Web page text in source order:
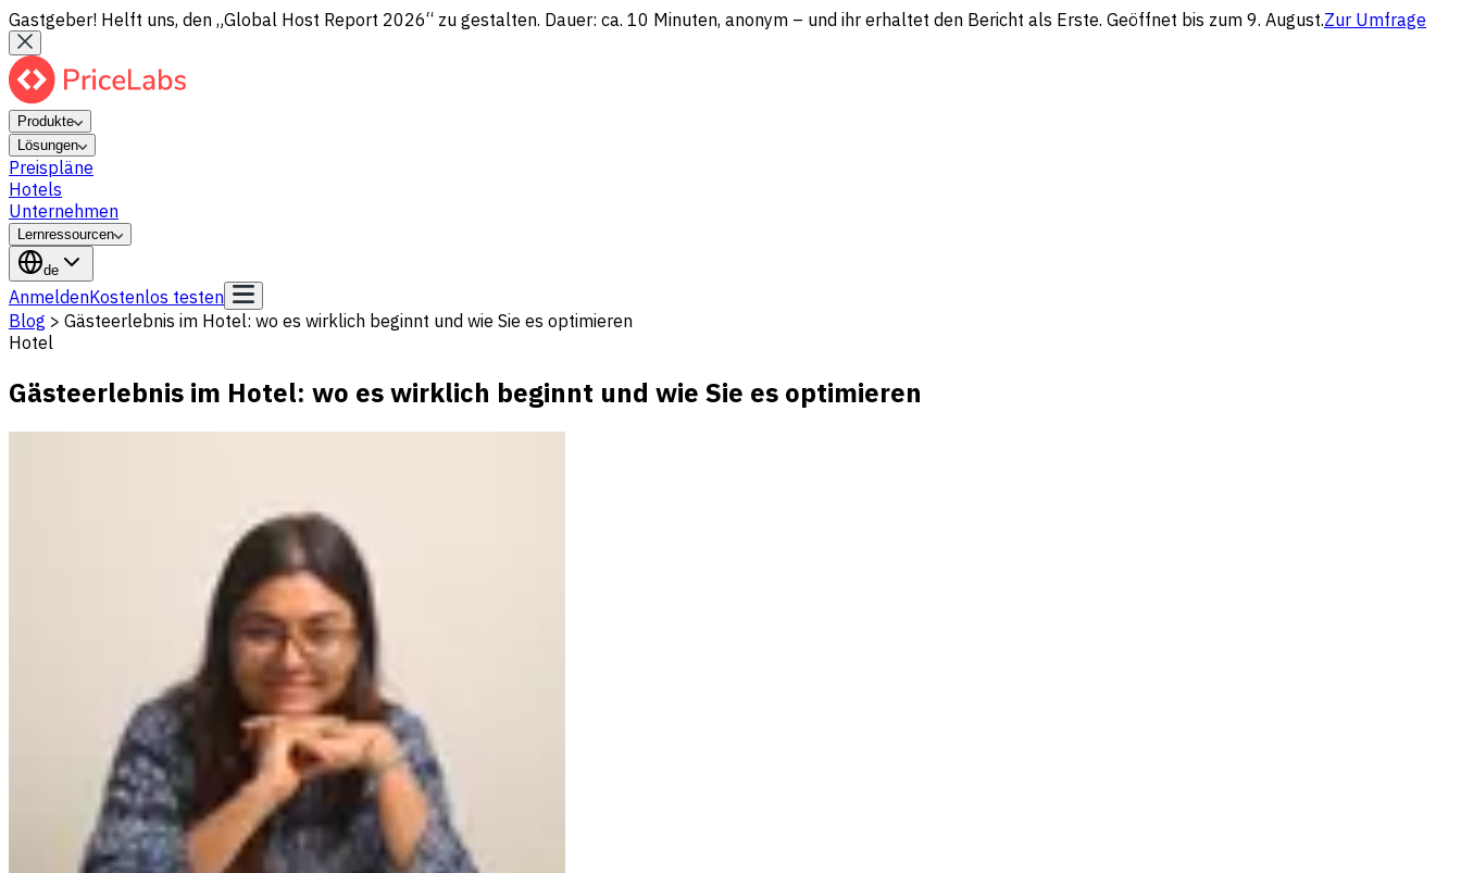
Gastgeber! Helft uns, den „Global Host Report 2026“ zu gestalten. Dauer: ca. 10 Minuten, anonym – und ihr erhaltet den Bericht als Erste. Geöffnet bis zum 9. August.Zur Umfrage
Produkte
Lösungen
Preispläne
Hotels
Unternehmen
Lernressourcen
de
AnmeldenKostenlos testen
Blog > Gästeerlebnis im Hotel: wo es wirklich beginnt und wie Sie es optimieren
Hotel
Gästeerlebnis im Hotel: wo es wirklich beginnt und wie Sie es optimieren